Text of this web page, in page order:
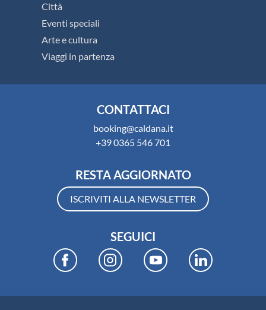
Città
Eventi speciali
Arte e cultura
Viaggi in partenza
CONTATTACI
booking@caldana.it
+39 0365 546 701
RESTA AGGIORNATO
ISCRIVITI ALLA NEWSLETTER
SEGUICI